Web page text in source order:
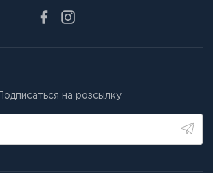
Подписаться на розсылку